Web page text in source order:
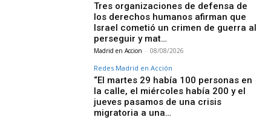
Tres organizaciones de defensa de
los derechos humanos afirman que
Israel cometió un crimen de guerra al
perseguir y mat…
Madrid en Accion - 08/08/2026
Redes Madrid en Acción
“El martes 29 había 100 personas en
la calle, el miércoles había 200 y el
jueves pasamos de una crisis
migratoria a una…